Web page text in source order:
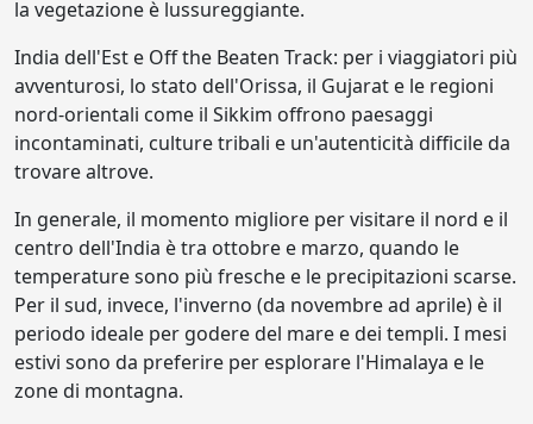
la vegetazione è lussureggiante.
India dell'Est e Off the Beaten Track: per i viaggiatori più
avventurosi, lo stato dell'Orissa, il Gujarat e le regioni
nord-orientali come il Sikkim offrono paesaggi
incontaminati, culture tribali e un'autenticità difficile da
trovare altrove.
In generale, il momento migliore per visitare il nord e il
centro dell'India è tra ottobre e marzo, quando le
temperature sono più fresche e le precipitazioni scarse.
Per il sud, invece, l'inverno (da novembre ad aprile) è il
periodo ideale per godere del mare e dei templi. I mesi
estivi sono da preferire per esplorare l'Himalaya e le
zone di montagna.